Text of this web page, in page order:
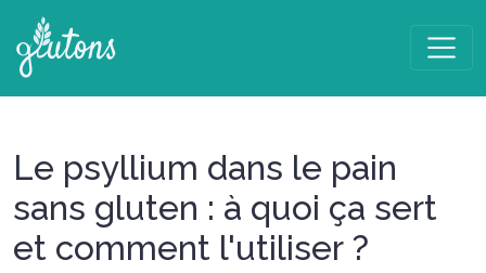
Le psyllium dans le pain
sans gluten : à quoi ça sert
et comment l'utiliser ?